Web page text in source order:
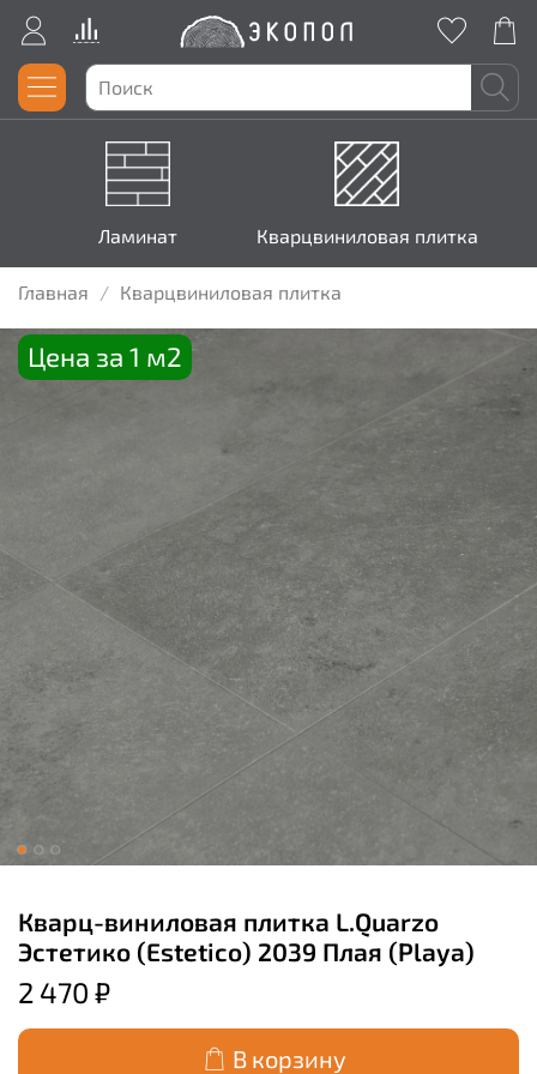
Ламинат Кварцвиниловая плитка
Главная Кварцвиниловая плитка
Цена за 1 м2
Кварц-виниловая плитка L.Quarzo
Эстетико (Estetico) 2039 Плая (Playa)
2 470 ₽
В корзину